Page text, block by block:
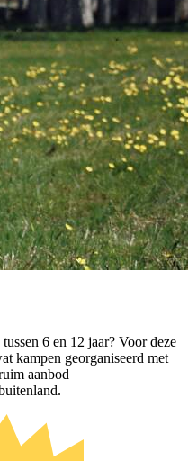
6 en 12 jaar? Voor deze
kampen georganiseerd met
aanbod